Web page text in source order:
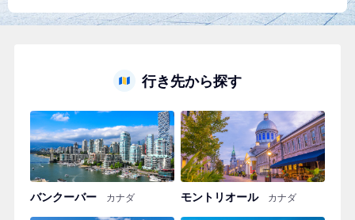
行き先から探す
バンクーバー カナダ モントリオール カナダ